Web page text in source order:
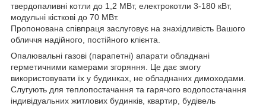
твердопаливні котли до 1,2 МВт, електрокотли 3-180 кВт,
модульні кісткові до 70 МВт.
Пропонована співпраця заслуговує на знахідливість Вашого
обличчя надійного, постійного клієнта.
Опалювальні газові (парапетні) апарати обладнані
герметичними камерами згоряння. Це дає змогу
використовувати їх у будинках, не обладнаних димоходами.
Слугують для теплопостачання та гарячого водопостачання
індивідуальних житлових будинків, квартир, будівель